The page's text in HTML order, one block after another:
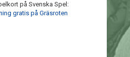
på Svenska Spel:
gratis på Gräsroten